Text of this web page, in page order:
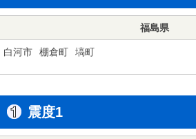
福島県
白河市 棚倉町 塙町
震度1